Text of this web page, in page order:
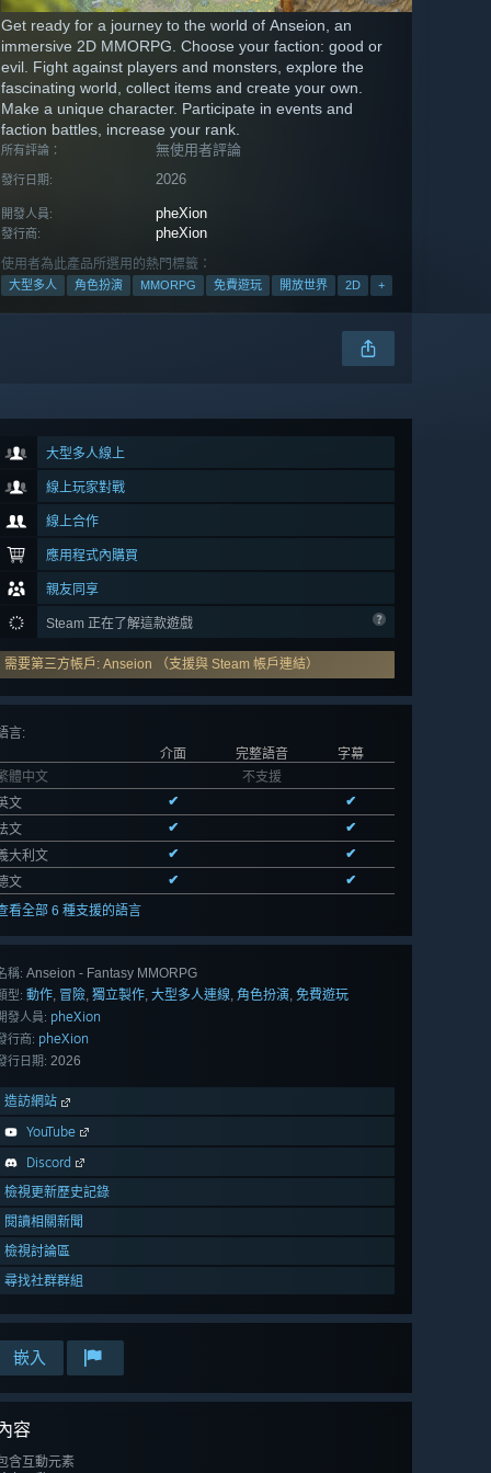
Get ready for a journey to the world of Anseion, an
immersive 2D MMORPG. Choose your faction: good or
evil. Fight against players and monsters, explore the
fascinating world, collect items and create your own.
Make a unique character. Participate in events and
faction battles, increase your rank.
所有評論： 無使用者評論
發行日期: 2026
開發人員: pheXion
發行商: pheXion
使用者為此產品所選用的熱門標籤：
大型多人 角色扮演 MMORPG 免費遊玩 開放世界 2D +
大型多人線上
線上玩家對戰
線上合作
應用程式內購買
親友同享
Steam 正在了解這款遊戲
需要第三方帳戶: Anseion （支援與 Steam 帳戶連結）
言:
介面
完整語音
字幕
體中文
不支援
文
✔
✔
文
✔
✔
大利文
✔
✔
文
✔
✔
看全部 6 種支援的語言
稱: Anseion - Fantasy MMORPG
型: 動作, 冒險, 獨立製作, 大型多人連線, 角色扮演, 免費遊玩
發人員: pheXion
行商: pheXion
行日期: 2026
造訪網站
YouTube
Discord
檢視更新歷史記錄
閱讀相關新聞
檢視討論區
尋找社群群組
嵌入
容
含互動元素